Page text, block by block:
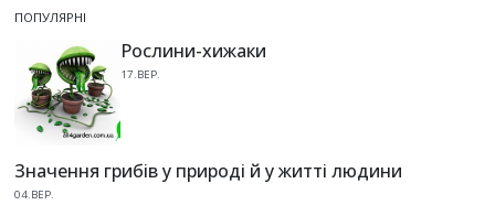
ПОПУЛЯРНІ
Рослини-хижаки
17.ВЕР.
Значення грибів у природі й у житті людини
04.ВЕР.